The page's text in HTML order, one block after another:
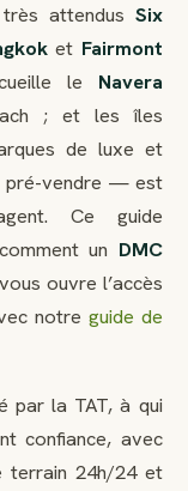
attendus Six
et Fairmont
le Navera
; et les îles
de luxe et
pré-vendre — est
Ce guide
un DMC
vous ouvre l’accès
notre guide de
par la TAT, à qui
confiance, avec
terrain 24h/24 et